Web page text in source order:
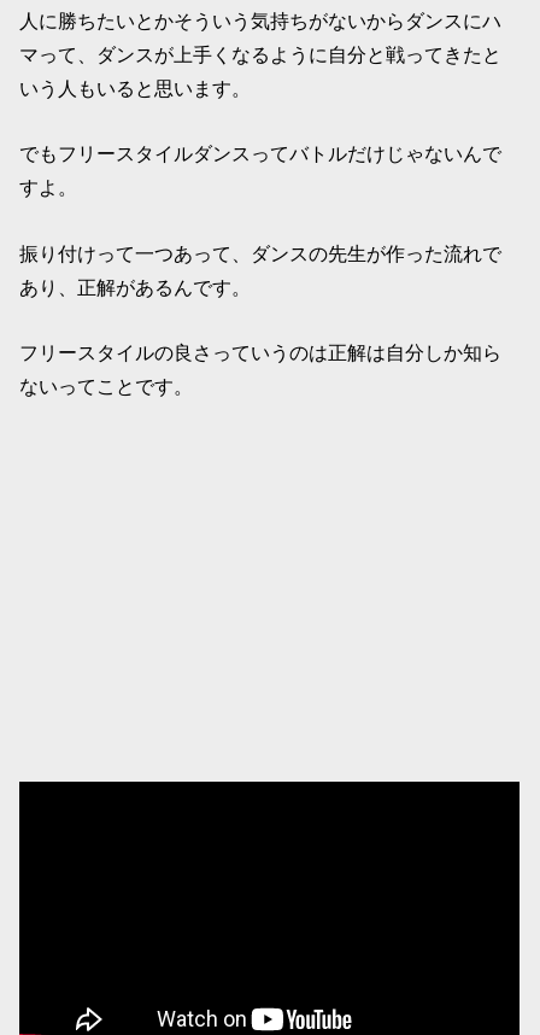
人に勝ちたいとかそういう気持ちがないからダンスにハ
マって、ダンスが上手くなるように自分と戦ってきたと
いう人もいると思います。
でもフリースタイルダンスってバトルだけじゃないんで
すよ。
振り付けって一つあって、ダンスの先生が作った流れで
あり、正解があるんです。
フリースタイルの良さっていうのは正解は自分しか知ら
ないってことです。